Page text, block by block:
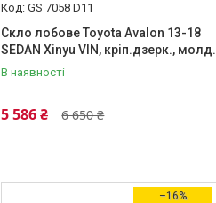
GS 7058 D11
Скло лобове Toyota Avalon 13-18
SEDAN Xinyu VIN, кріп.дзерк., молд.
В наявності
6 650 ₴
5 586 ₴
–16%